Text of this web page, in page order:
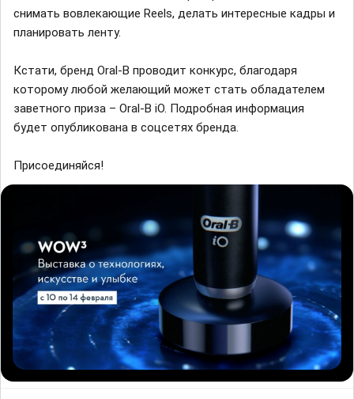
снимать вовлекающие Reels, делать интересные кадры и
планировать ленту.
Кстати, бренд Oral-B проводит конкурс, благодаря
которому любой желающий может стать обладателем
заветного приза – Oral-B iO. Подробная информация
будет опубликована в соцсетях бренда.
Присоединяйся!